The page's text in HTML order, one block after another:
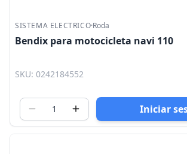
SISTEMA ELECTRICO·Roda
Bendix para motocicleta navi 110
SKU: 0242184552
Iniciar